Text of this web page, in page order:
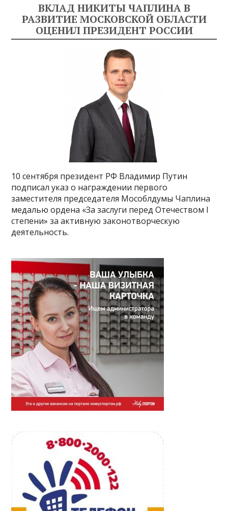
ВКЛАД НИКИТЫ ЧАПЛИНА В
РАЗВИТИЕ МОСКОВСКОЙ ОБЛАСТИ
ОЦЕНИЛ ПРЕЗИДЕНТ РОССИИ
10 сентября президент РФ Владимир Путин
подписал указ о награждении первого
заместителя председателя Мособлдумы Чаплина
медалью ордена «За заслуги перед Отечеством I
степени» за активную законотворческую
деятельность.